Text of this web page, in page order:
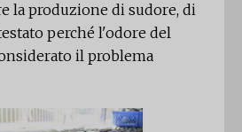
la produzione di sudore, di
perché l'odore del
il problema